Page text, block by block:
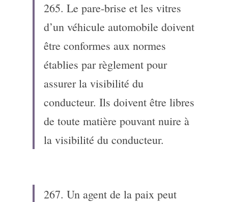
265. Le pare-brise et les vitres
d’un véhicule automobile doivent
être conformes aux normes
établies par règlement pour
assurer la visibilité du
conducteur. Ils doivent être libres
de toute matière pouvant nuire à
la visibilité du conducteur.
267. Un agent de la paix peut